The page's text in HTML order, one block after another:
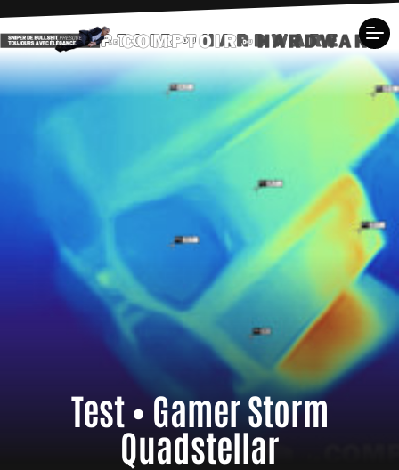
Test • Gamer Storm
Quadstellar